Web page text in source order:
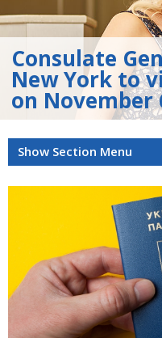
Consulate
New York to
on November
Show Section Menu